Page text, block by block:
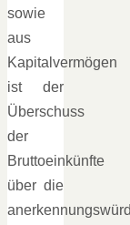
sowie
aus
Kapitalvermögen
ist der
Überschuss
der
Bruttoeinkünfte
über die